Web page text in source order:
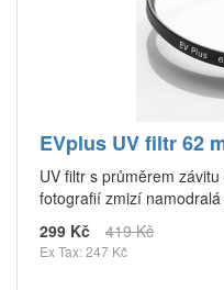
EVplus UV filtr 62
UV filtr s průměrem
fotografií zmizí
299 Kč
419 Kč
Ex Tax: 247 Kč